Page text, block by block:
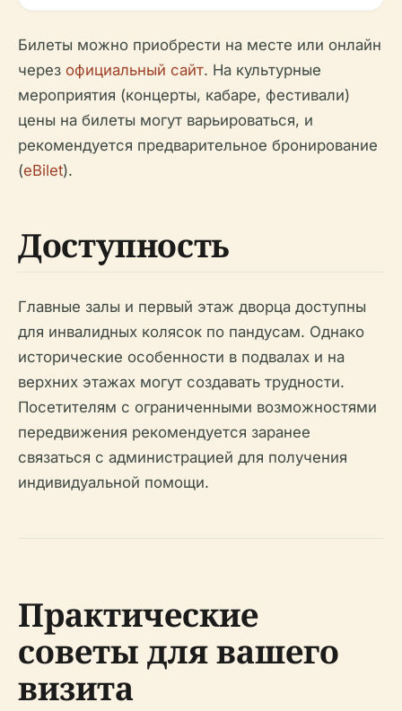
Билеты можно приобрести на месте или онлайн
через официальный сайт. На культурные
мероприятия (концерты, кабаре, фестивали)
цены на билеты могут варьироваться, и
рекомендуется предварительное бронирование
(eBilet).
Доступность
Главные залы и первый этаж дворца доступны
для инвалидных колясок по пандусам. Однако
исторические особенности в подвалах и на
верхних этажах могут создавать трудности.
Посетителям с ограниченными возможностями
передвижения рекомендуется заранее
связаться с администрацией для получения
индивидуальной помощи.
Практические
советы для вашего
визита